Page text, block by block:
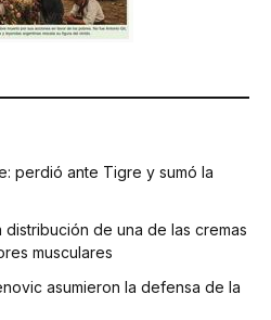
perdió ante Tigre y sumó la
de una de las cremas
musculares
asumieron la defensa de la